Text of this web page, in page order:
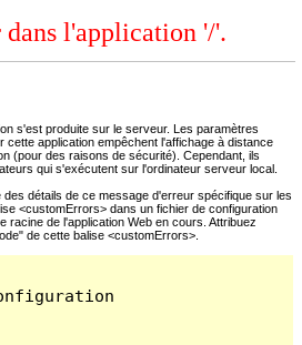
dans l'application '/'.
s'est produite sur le serveur. Les paramètres
application empêchent l'affichage à distance
(pour des raisons de sécurité). Cependant, ils
qui s'exécutent sur l'ordinateur serveur local.
des détails de ce message d'erreur spécifique sur les
<customErrors> dans un fichier de configuration
racine de l'application Web en cours. Attribuez
de cette balise <customErrors>.